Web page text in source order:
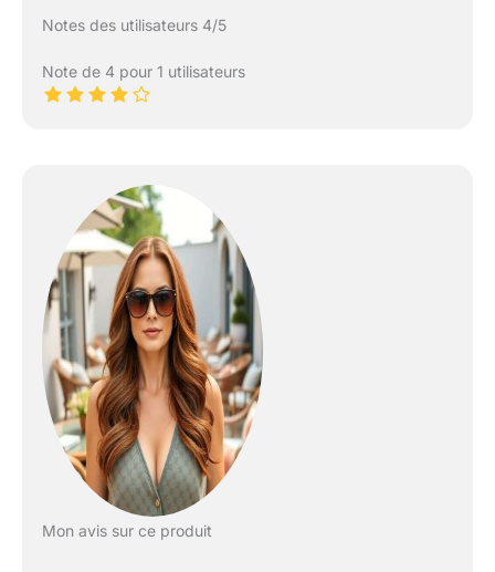
Notes des utilisateurs 4/5
Note de 4 pour 1 utilisateurs
Mon avis sur ce produit